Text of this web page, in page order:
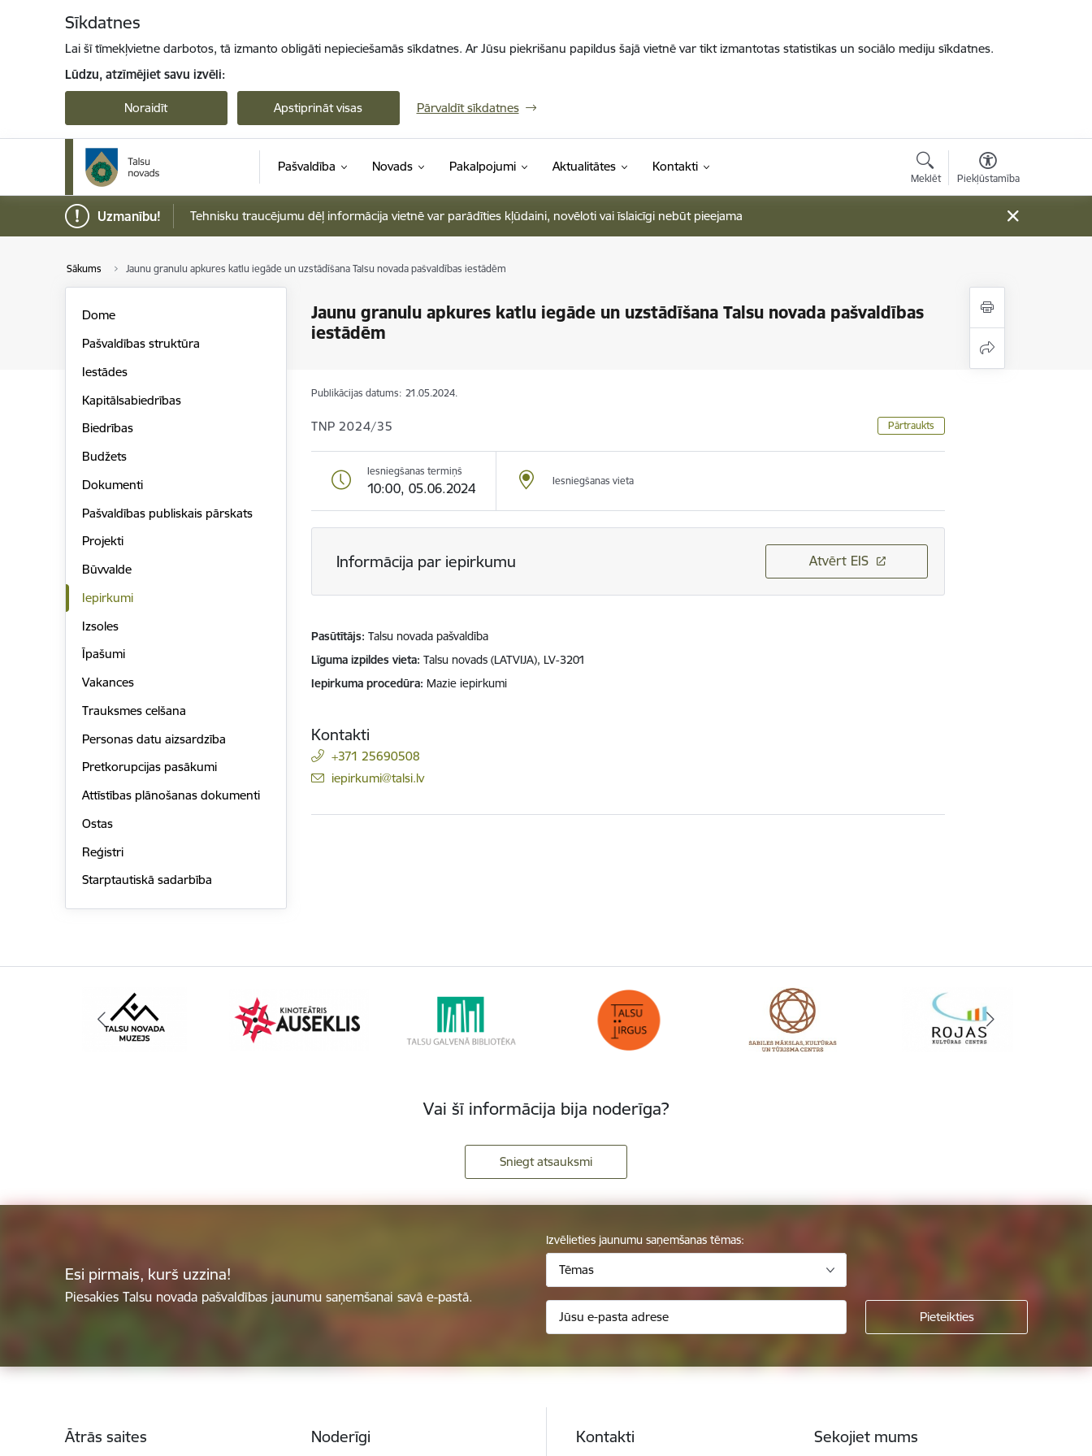
Sīkdatnes
Lai šī tīmekļvietne darbotos, tā izmanto obligāti nepieciešamās sīkdatnes. Ar Jūsu piekrišanu papildus šajā vietnē var tikt izmantotas statistikas un sociālo mediju sīkdatnes.
Lūdzu, atzīmējiet savu izvēli:
Noraidīt Apstiprināt visas Pārvaldīt sīkdatnes
Pašvaldība Novads Pakalpojumi Aktualitātes Kontakti
Meklēt Piekļūstamība
Uzmanību! Tehnisku traucējumu dēļ informācija vietnē var parādīties kļūdaini, novēloti vai īslaicīgi nebūt pieejama
Sākums Jaunu granulu apkures katlu iegāde un uzstādīšana Talsu novada pašvaldības iestādēm
Jaunu granulu apkures katlu iegāde un uzstādīšana Talsu novada pašvaldības
iestādēm
Dome
Pašvaldības struktūra
Iestādes
Kapitālsabiedrības
Biedrības
Budžets
Dokumenti
Pašvaldības publiskais pārskats
Projekti
Būvvalde
Iepirkumi
Izsoles
Īpašumi
Vakances
Trauksmes celšana
Personas datu aizsardzība
Pretkorupcijas pasākumi
Attīstības plānošanas dokumenti
Ostas
Reģistri
Starptautiskā sadarbība
Publikācijas datums: 21.05.2024.
TNP 2024/35 Pārtraukts
Iesniegšanas termiņš
10:00, 05.06.2024 Iesniegšanas vieta
Informācija par iepirkumu Atvērt EIS
Pasūtītājs Talsu novada pašvaldība
Līguma izpildes vieta Talsu novads (LATVIJA), LV-3201
Iepirkuma procedūra Mazie iepirkumi
Kontakti
+371 25690508
E-pasts:
iepirkumi@talsi.lv
Vai šī informācija bija noderīga?
Sniegt atsauksmi
Esi pirmais, kurš uzzina!
Piesakies Talsu novada pašvaldības jaunumu saņemšanai savā e-pastā.
Izvēlieties jaunumu saņemšanas tēmas:
Tēmas
Ātrās saites Noderīgi Kontakti Sekojiet mums